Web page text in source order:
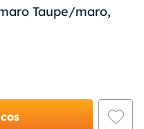
Taupe/maro,